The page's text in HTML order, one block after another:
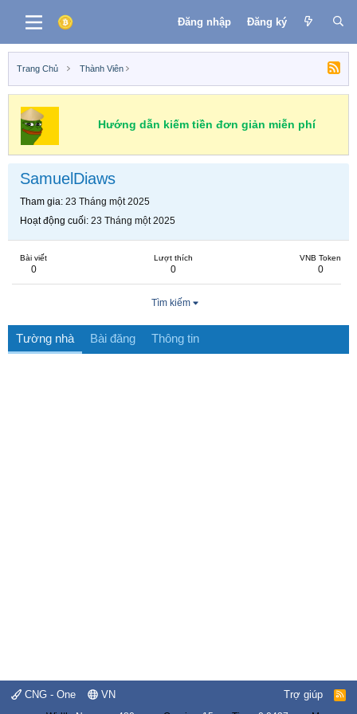
Đăng nhập Đăng ký
Trang Chủ Thành Viên
Hướng dẫn kiếm tiền đơn giản miễn phí
SamuelDiaws
Tham gia 23 Tháng một 2025
Hoạt động cuối 23 Tháng một 2025
Bài viết
0
Lượt thích
0
VNB Token
0
Tìm kiếm
Tường nhà Bài đăng Thông tin
CNG - One VN Trợ giúp
R